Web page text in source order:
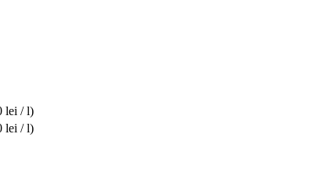
lei / l)
lei / l)